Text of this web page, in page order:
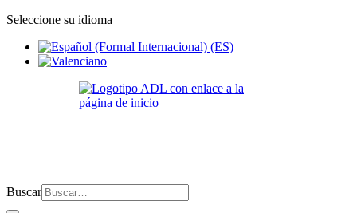
Seleccione su idioma
Buscar